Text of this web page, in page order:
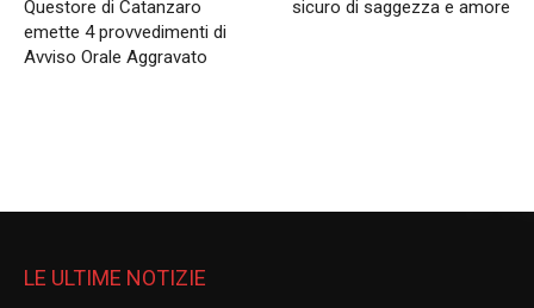
Questore di Catanzaro
emette 4 provvedimenti di
Avviso Orale Aggravato
sicuro di saggezza e amore
LE ULTIME NOTIZIE